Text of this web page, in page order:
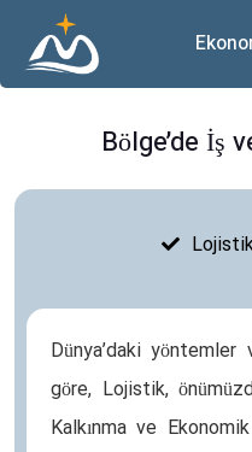
Bölge’de İş
Dünya’daki
göre, Lojistik,
Kalkınma ve